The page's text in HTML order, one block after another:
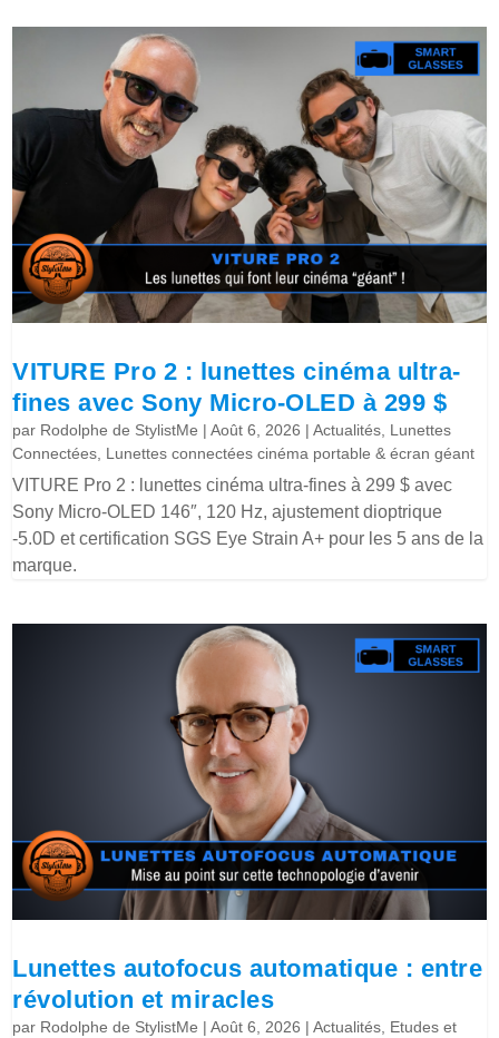
VITURE Pro 2 : lunettes cinéma ultra-
fines avec Sony Micro-OLED à 299 $
par Rodolphe de StylistMe |Août 6, 2026 |Actualités Lunettes
Connectées Lunettes connectées cinéma portable & écran géant
VITURE Pro 2 : lunettes cinéma ultra-fines à 299 $ avec
Sony Micro-OLED 146″, 120 Hz, ajustement dioptrique
-5.0D et certification SGS Eye Strain A+ pour les 5 ans de la
marque.
Lunettes autofocus automatique : entre
révolution et miracles
par Rodolphe de StylistMe |Août 6, 2026 |Actualités Etudes et